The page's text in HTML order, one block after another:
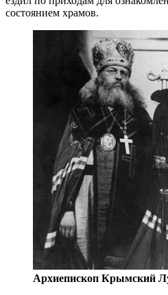
состоянием храмов.
Архиепископ Крымский